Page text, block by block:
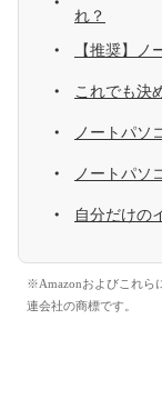
れ？
【推奨】ノ
これでも決
ノートパソ
ノートパソ
自分だけの
※Amazonおよびこれら
連会社の商標です。